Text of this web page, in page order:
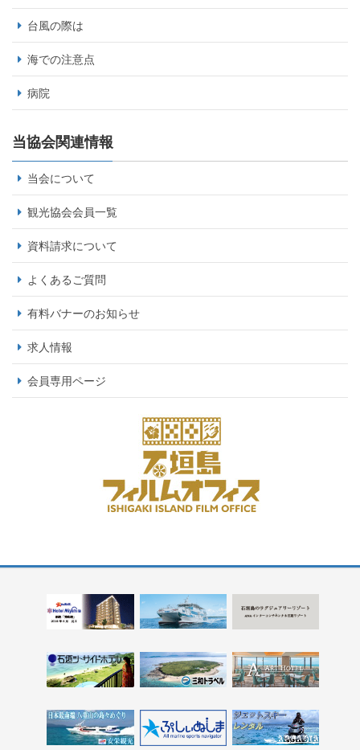
台風の際は
海での注意点
病院
当協会関連情報
当会について
観光協会会員一覧
資料請求について
よくあるご質問
有料バナーのお知らせ
求人情報
会員専用ページ